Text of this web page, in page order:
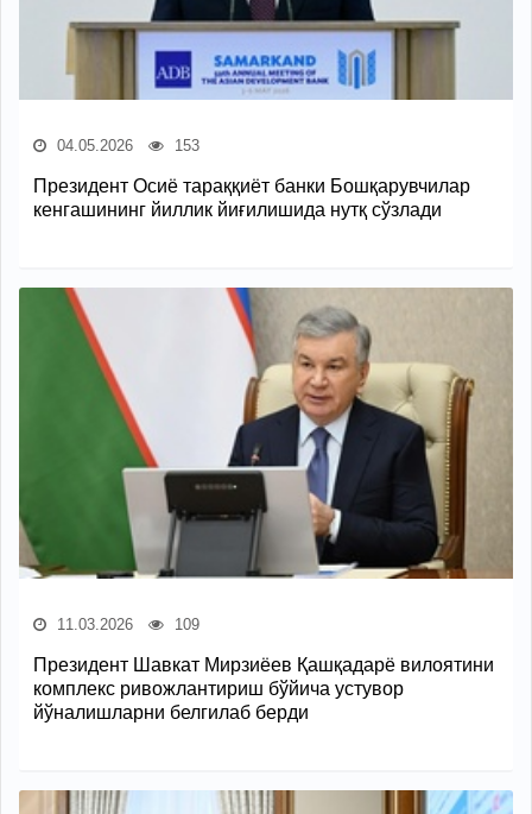
04.05.2026 153
Президент Осиё тараққиёт банки Бошқарувчилар
кенгашининг йиллик йиғилишида нутқ сўзлади
11.03.2026 109
Президент Шавкат Мирзиёев Қашқадарё вилоятини
комплекс ривожлантириш бўйича устувор
йўналишларни белгилаб берди